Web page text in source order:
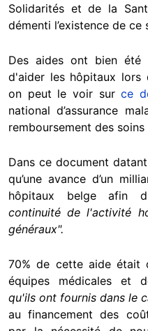
Solidarités et de la
démenti l’existence de
Des aides ont bien été
d'aider les hôpitaux lors
on peut le voir surce
national d’assurance
remboursement des soins
Dans ce document
qu’une avance d’un
hôpitaux belge afin d
continuité de l'activité
généraux".
70% de cette aide était
équipes médicales et
qu'ils ont fournis dans le
au financement des